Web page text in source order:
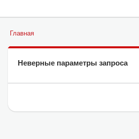
Главная
Неверные параметры запроса